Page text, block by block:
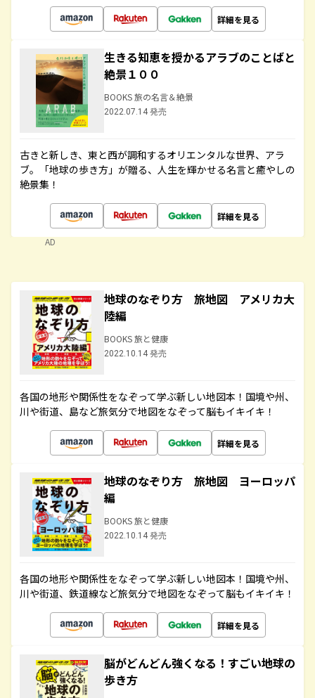
詳細を見る
生きる知恵を授かるアラブのことばと
絶景１００
BOOKS 旅の名言＆絶景
2022.07.14 発売
古きと新しき、東と西が調和するオリエンタルな世界、アラ
ブ。「地球の歩き方」が贈る、人生を輝かせる名言と癒やしの
絶景集！
詳細を見る
AD
地球のなぞり方 旅地図 アメリカ大
陸編
BOOKS 旅と健康
2022.10.14 発売
各国の地形や関係性をなぞって学ぶ新しい地図本！国境や州、
川や街道、島など旅気分で地図をなぞって脳もイキイキ！
詳細を見る
地球のなぞり方 旅地図 ヨーロッパ
編
BOOKS 旅と健康
2022.10.14 発売
各国の地形や関係性をなぞって学ぶ新しい地図本！国境や州、
川や街道、鉄道線など旅気分で地図をなぞって脳もイキイキ！
詳細を見る
脳がどんどん強くなる！すごい地球の
歩き方